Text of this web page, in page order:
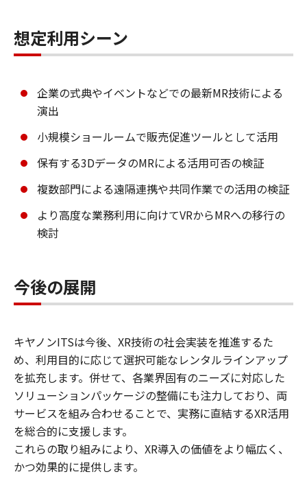
想定利用シーン
企業の式典やイベントなどでの最新MR技術による
演出
小規模ショールームで販売促進ツールとして活用
保有する3DデータのMRによる活用可否の検証
複数部門による遠隔連携や共同作業での活用の検証
より高度な業務利用に向けてVRからMRへの移行の
検討
今後の展開
キヤノンITSは今後、XR技術の社会実装を推進するた
め、利用目的に応じて選択可能なレンタルラインアップ
を拡充します。併せて、各業界固有のニーズに対応した
ソリューションパッケージの整備にも注力しており、両
サービスを組み合わせることで、実務に直結するXR活用
を総合的に支援します。
これらの取り組みにより、XR導入の価値をより幅広く、
かつ効果的に提供します。